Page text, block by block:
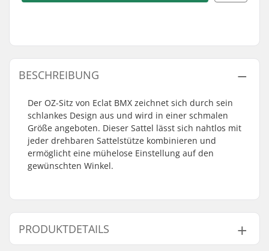
BESCHREIBUNG
Der OZ-Sitz von Eclat BMX zeichnet sich durch sein
schlankes Design aus und wird in einer schmalen
Größe angeboten. Dieser Sattel lässt sich nahtlos mit
jeder drehbaren Sattelstütze kombinieren und
ermöglicht eine mühelose Einstellung auf den
gewünschten Winkel.
PRODUKTDETAILS